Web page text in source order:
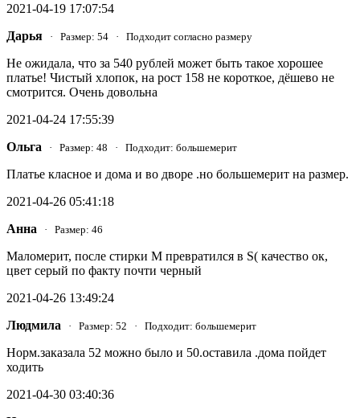
2021-04-19 17:07:54
Дарья · Размер: 54 · Подходит согласно размеру
Не ожидала, что за 540 рублей может быть такое хорошее
платье! Чистый хлопок, на рост 158 не короткое, дёшево не
смотрится. Очень довольна
2021-04-24 17:55:39
Ольга · Размер: 48 · Подходит: большемерит
Платье класное и дома и во дворе .но большемерит на размер.
2021-04-26 05:41:18
Анна · Размер: 46
Маломерит, после стирки М превратился в S( качество ок,
цвет серый по факту почти черный
2021-04-26 13:49:24
Людмила · Размер: 52 · Подходит: большемерит
Норм.заказала 52 можно было и 50.оставила .дома пойдет
ходить
2021-04-30 03:40:36